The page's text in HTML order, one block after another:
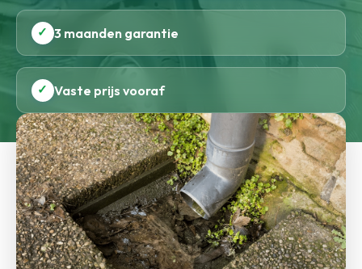
✓ 3 maanden garantie
✓ Vaste prijs vooraf